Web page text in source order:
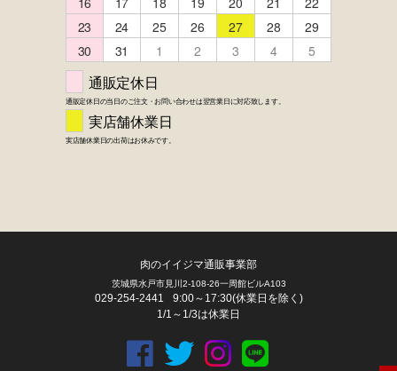
FACEBOOK twitter instagram LINE
肉のイイジマ通販事業部
茨城県水戸市見川2-108-26一周館ビルA103
029-254-2441
9:00～17:30(休業日を除く)
1/1～1/3は休業日